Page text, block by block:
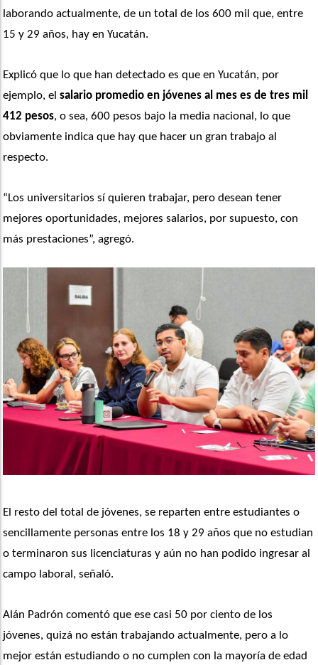
laborando actualmente, de un total de los 600 mil que, entre
15 y 29 años, hay en Yucatán.
Explicó que lo que han detectado es que en Yucatán, por
ejemplo, el salario promedio en jóvenes al mes es de tres mil
412 pesos, o sea, 600 pesos bajo la media nacional, lo que
obviamente indica que hay que hacer un gran trabajo al
respecto.
“Los universitarios sí quieren trabajar, pero desean tener
mejores oportunidades, mejores salarios, por supuesto, con
más prestaciones”, agregó.
El resto del total de jóvenes, se reparten entre estudiantes o
sencillamente personas entre los 18 y 29 años que no estudian
o terminaron sus licenciaturas y aún no han podido ingresar al
campo laboral, señaló.
Alán Padrón comentó que ese casi 50 por ciento de los
jóvenes, quizá no están trabajando actualmente, pero a lo
mejor están estudiando o no cumplen con la mayoría de edad